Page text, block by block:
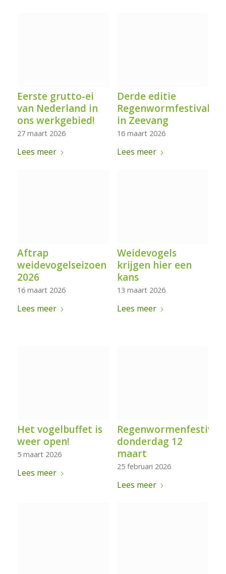
Eerste grutto-ei
van Nederland in
ons werkgebied!
27 maart 2026
Lees meer
Derde editie
Regenwormfestival
in Zeevang
16 maart 2026
Lees meer
Aftrap
weidevogelseizoen
2026
16 maart 2026
Lees meer
Weidevogels
krijgen hier een
kans
13 maart 2026
Lees meer
Het vogelbuffet is
weer open!
5 maart 2026
Lees meer
Regenwormenfestival
donderdag 12
maart
25 februari 2026
Lees meer